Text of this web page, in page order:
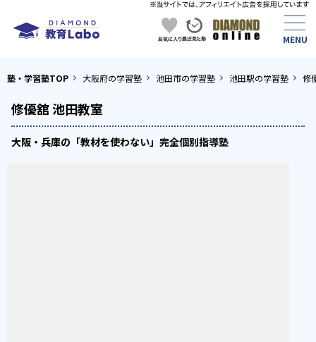
塾・学習塾TOP 大阪府の学習塾 池田市の学習塾 池田駅の学習塾 修
修優舘 池田教室
大阪・兵庫の「教材を使わない」完全個別指導塾